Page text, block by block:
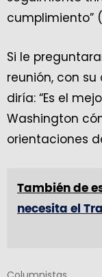
cumplimiento”
Si le
reunión, con
diría: “Es el
Washington
orientaciones
También de
necesita el